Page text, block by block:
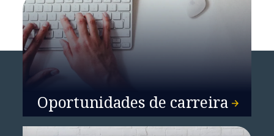
Oportunidades de carreira